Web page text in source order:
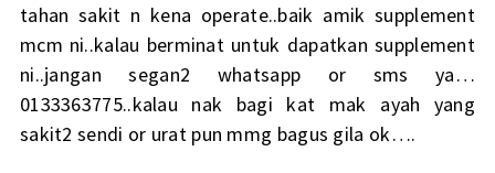
tahan sakit n kena operate..baik amik supplement
mcm ni..kalau berminat untuk dapatkan supplement
ni..jangan segan2 whatsapp or sms ya…
0133363775..kalau nak bagi kat mak ayah yang
sakit2 sendi or urat pun mmg bagus gila ok….